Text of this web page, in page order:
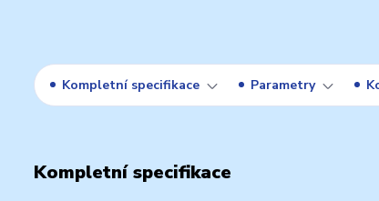
Kompletní specifikace Parametry
Kompletní specifikace